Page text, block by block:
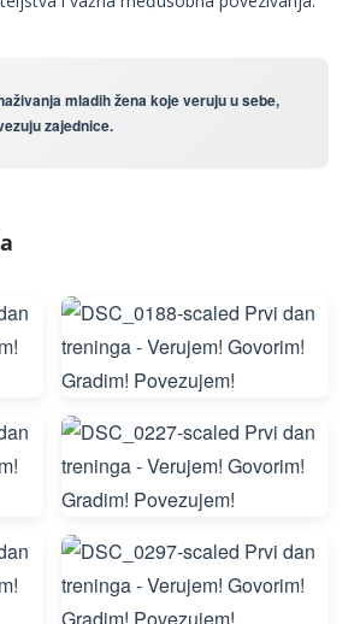
mladih žena koje veruju u sebe,
zajednice.